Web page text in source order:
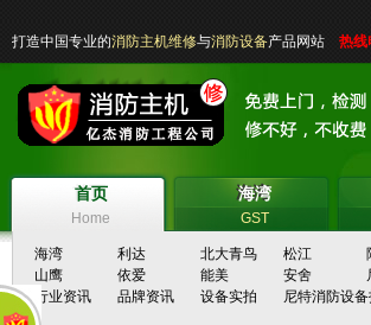
打造中国专业的消防主机维修与消防设备产品网站 热
首页 海湾
首页
Home
海湾
GST
海湾 利达 北大青鸟 松江
山鹰
依爱 能美 安舍
行业资讯
品牌资讯 设备实拍 尼特消防设